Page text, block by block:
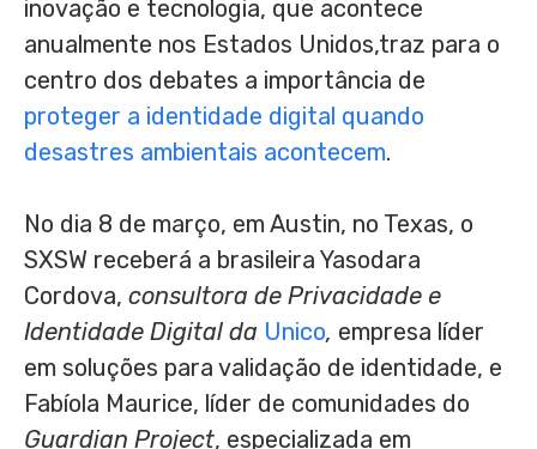
inovação e tecnologia, que acontece
anualmente nos Estados Unidos,traz para o
centro dos debates a importância de
proteger a identidade digital quando
desastres ambientais acontecem.
No dia 8 de março, em Austin, no Texas, o
SXSW receberá a brasileira Yasodara
Cordova, consultora de Privacidade e
Identidade Digital da Unico, empresa líder
em soluções para validação de identidade, e
Fabíola Maurice, líder de comunidades do
Guardian Project, especializada em